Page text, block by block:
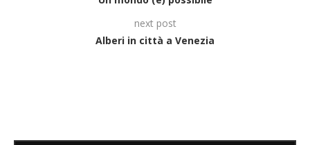
next post
Alberi in città a Venezia